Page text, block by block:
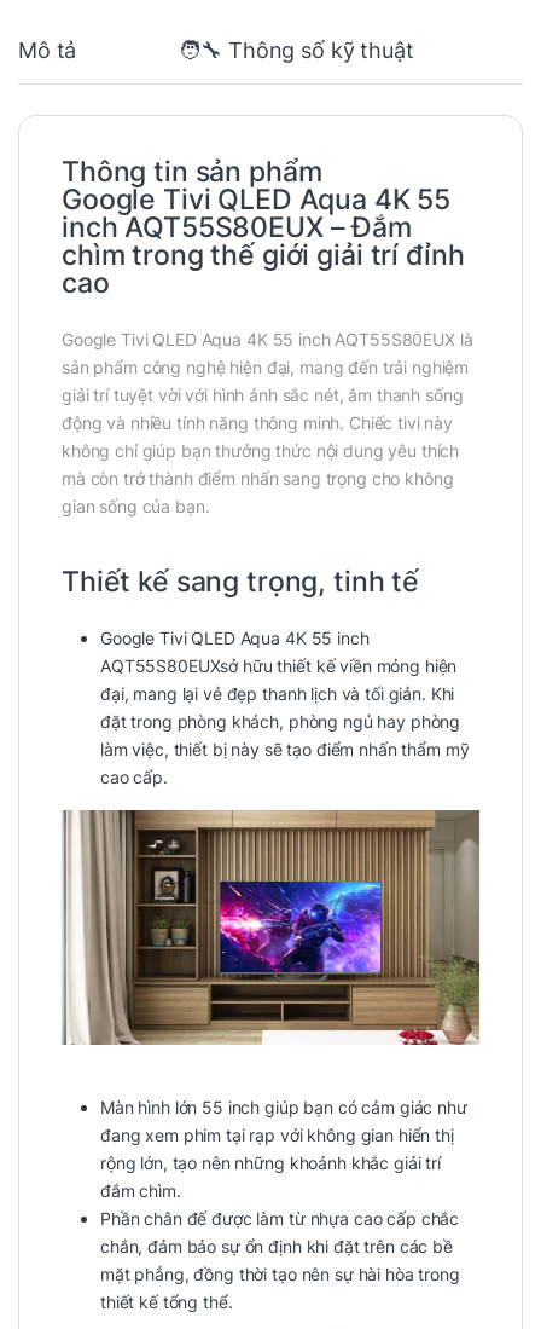
Mô tả 🧑‍🔧 Thông số kỹ thuật
Thông tin sản phẩm
Google Tivi QLED Aqua 4K 55
inch AQT55S80EUX– Đắm
chìm trong thế giới giải trí đỉnh
cao
Google Tivi QLED Aqua 4K 55 inch AQT55S80EUX là
sản phẩm công nghệ hiện đại, mang đến trải nghiệm
giải trí tuyệt vời với hình ảnh sắc nét, âm thanh sống
động và nhiều tính năng thông minh. Chiếc tivi này
không chỉ giúp bạn thưởng thức nội dung yêu thích
mà còn trở thành điểm nhấn sang trọng cho không
gian sống của bạn.
Thiết kế sang trọng, tinh tế
Google Tivi QLED Aqua 4K 55 inch
AQT55S80EUXsở hữu thiết kế viền mỏng hiện
đại, mang lại vẻ đẹp thanh lịch và tối giản. Khi
đặt trong phòng khách, phòng ngủ hay phòng
làm việc, thiết bị này sẽ tạo điểm nhấn thẩm mỹ
cao cấp.
Màn hình lớn 55 inch giúp bạn có cảm giác như
đang xem phim tại rạp với không gian hiển thị
rộng lớn, tạo nên những khoảnh khắc giải trí
đắm chìm.
Phần chân đế được làm từ nhựa cao cấp chắc
chắn, đảm bảo sự ổn định khi đặt trên các bề
mặt phẳng, đồng thời tạo nên sự hài hòa trong
thiết kế tổng thể.